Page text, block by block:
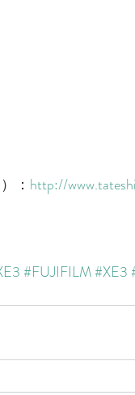
： http://
#FUJIFILM#XE3